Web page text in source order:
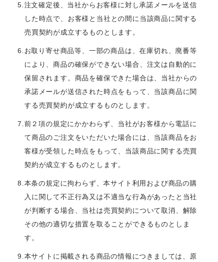
5.注文確定後、当社からお客様に対し承諾メールを送信
した時点で、お客様と当社との間に当該商品に関する
売買契約が成立するものとします。
6.お取り寄せ商品等、一部の商品は、在庫切れ、廃番等
により、商品の確保ができない場合、注文は自動的に
保留されます。商品を確保できた場合は、当社からの
承諾メールが送信された時点をもって、当該商品に関
する売買契約が成立するものとします。
7.前２項の規定にかかわらず、当社がお客様から電話に
て商品のご注文をいただいた場合には、当該商品をお
客様が受領した時点をもって、当該商品に関する売買
契約が成立するものとします。
8.本条の規定に拘わらず、本サイト利用および商品の購
入に関して不正行為又は不適当な行為があったと当社
が判断する場合、当社は売買契約について取消、解除
その他の適切な措置を取ることができるものとしま
す。
9.本サイトに掲載される商品の情報につきましては、原